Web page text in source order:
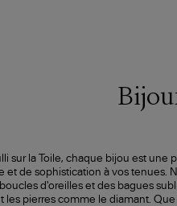
sur la Toile, chaque bijou est
et de sophistication à vos tenues.
d'oreilles et des bagues
les pierres comme le diamant.